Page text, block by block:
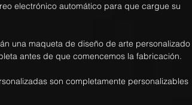
electrónico automático para que cargue su
una maqueta de diseño de arte personalizado
antes de que comencemos la fabricación.
son completamente personalizables